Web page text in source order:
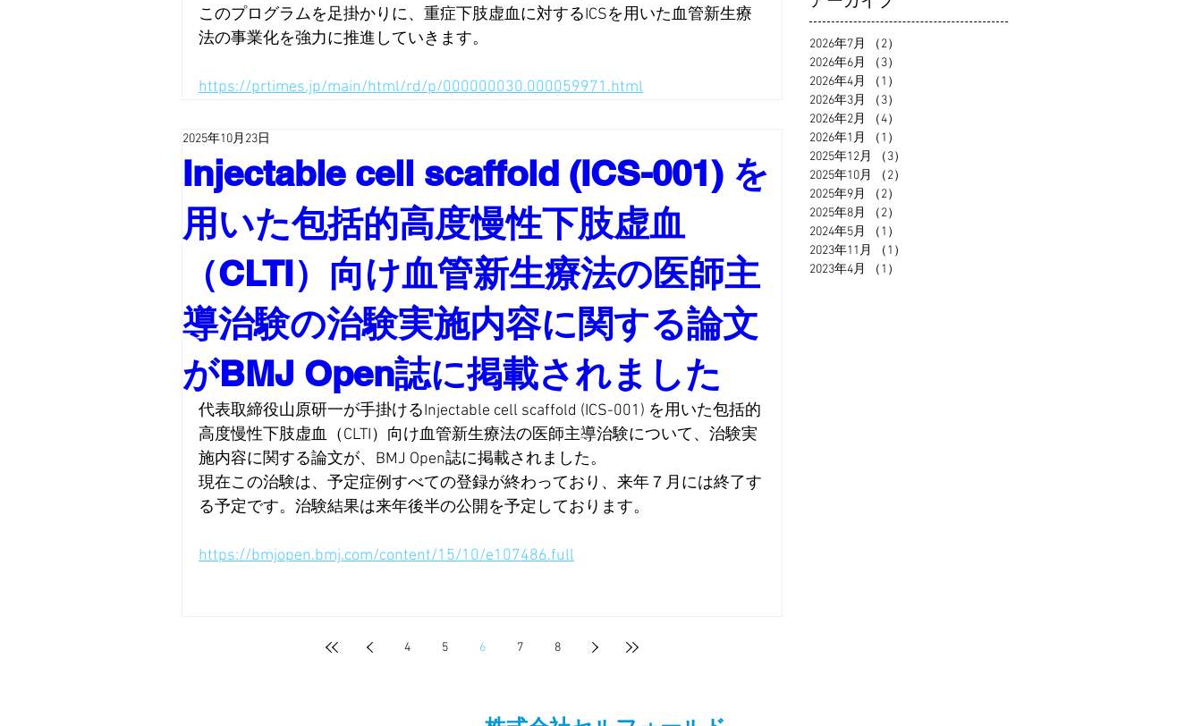
このプログラムを足掛かりに、重症下肢虚血に対するICSを用いた血管新生療
法の事業化を強力に推進していきます。
https://prtimes.jp/main/html/rd/p/000000030.000059971.html
Injectable cell scaffold (ICS-001) を
用いた包括的高度慢性下肢虚血
（CLTI）向け血管新生療法の医師主
導治験の治験実施内容に関する論文
がBMJ Open誌に掲載されました
2025年10月23日
代表取締役山原研一が手掛けるInjectable cell scaffold (ICS-001) を用いた包括的
高度慢性下肢虚血（CLTI）向け血管新生療法の医師主導治験について、治験実
施内容に関する論文が、 BMJ Open誌に掲載されました。
現在この治験は、予定症例すべての登録が終わっており、来年７月には終了す
る予定です。治験結果は来年後半の公開を予定しております。
https://bmjopen.bmj.com/content/15/10/e107486.full
4 5 6 7 8
ました。
2026年7月 （2）
2026年6月
（3）
2026年4月
（1）
2026年3月
（3）
2026年2月
（4）
2026年1月
（1）
2025年12月
（3）
2025年10月
（2）
2025年9月
（2）
2025年8月
（2）
2024年5月
（1）
2023年11月
（1）
2023年4月
（1）